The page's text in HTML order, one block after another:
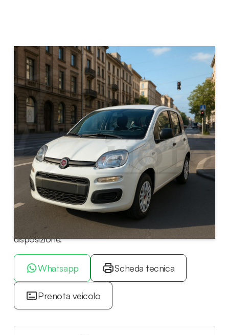
Mostra galleria
Auto KM0
Fiat Panda 1000 Hybrid 70
CV PACK CITY
€ 14.990PROMO finanziamento
€ 15.990Prezzo di listino
Richiedi informazioni su questa auto scrivendoci su
WhatsApp o chiamando il nostro consulente
dedicato con i tasti qui sotto. Siamo a tua
disposizione.
Whatsapp Scheda tecnica
Prenota veicolo